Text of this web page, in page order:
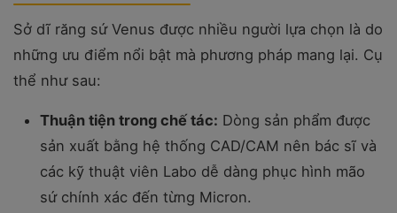
Sở dĩ răng sứ Venus được nhiều người lựa chọn là do
những ưu điểm nổi bật mà phương pháp mang lại. Cụ
thể như sau:
Thuận tiện trong chế tác: Dòng sản phẩm được
sản xuất bằng hệ thống CAD/CAM nên bác sĩ và
các kỹ thuật viên Labo dễ dàng phục hình mão
sứ chính xác đến từng Micron.